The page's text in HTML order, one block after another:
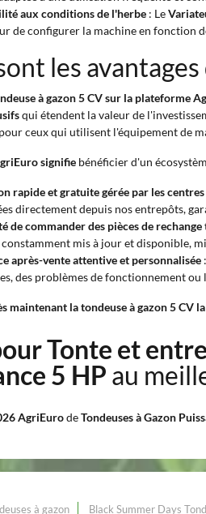
aux conditions de l'herbe : Le
de configurer la machine en fonction
les
à gazon 5 CV sur la plateforme
qui étendent la valeur de
ceux qui utilisent l'équipement de
signifie bénéficier d'un
rapide et gratuite gérée par les
directement depuis nos entrepôts,
de commander des pièces de
constamment mis à jour et disponible,
après-vente attentive et personnalisée
des problèmes de fonctionnement
maintenant la tondeuse à gazon 5 CV
Tonte et
5 HP au
AgriEurodeTondeuses à Gazon
à gazon Black Summer Days